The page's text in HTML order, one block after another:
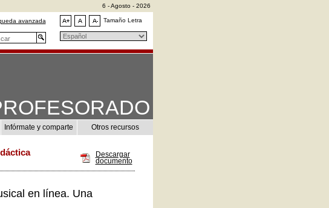
6 - Agosto - 2026
avanzada Tamaño Letra
Infórmate y comparte Otros recursos
Descargar
documento
en línea. Una